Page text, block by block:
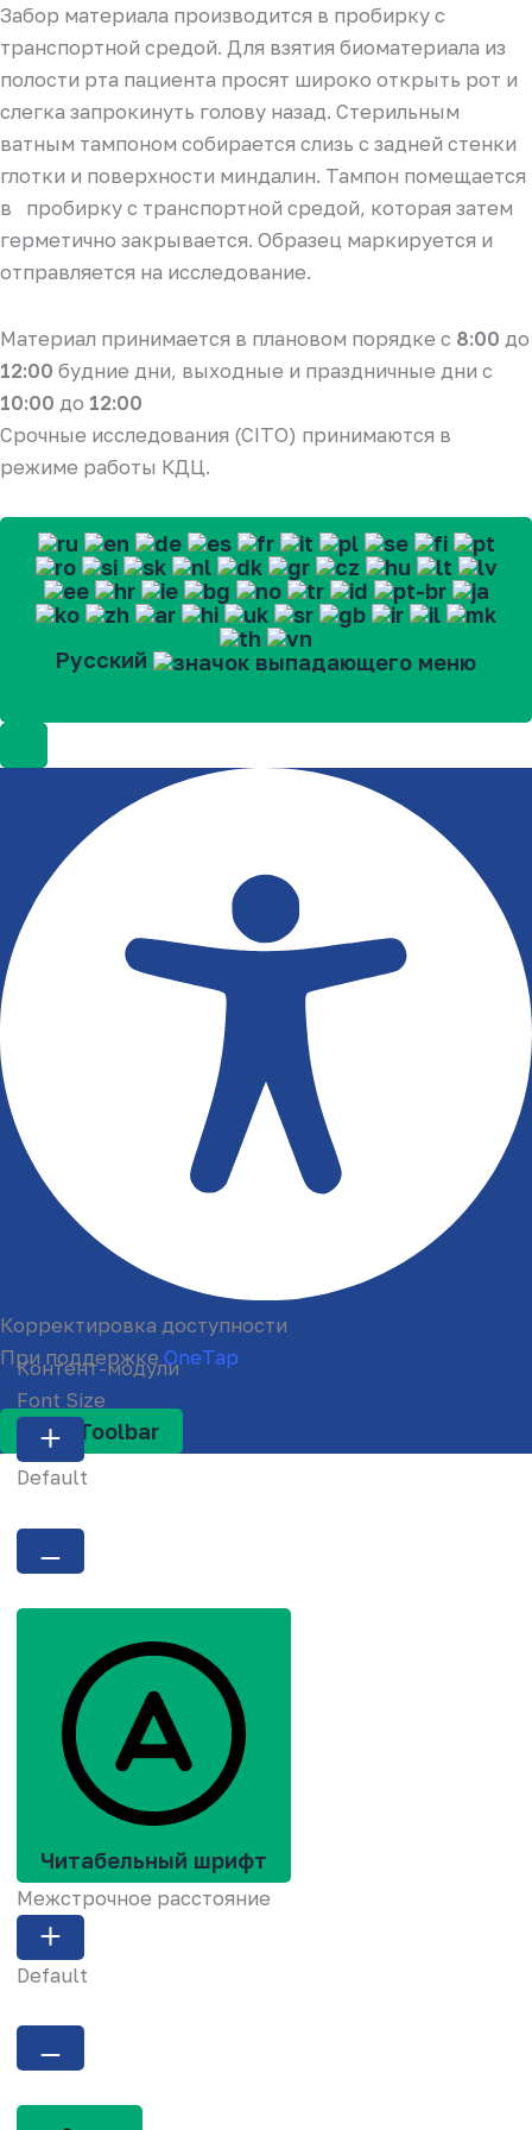
Забор материала производится в пробирку с
транспортной средой. Для взятия биоматериала из
полости рта пациента просят широко открыть рот и
слегка запрокинуть голову назад. Стерильным
ватным тампоном собирается слизь с задней стенки
глотки и поверхности миндалин. Тампон помещается
в пробирку с транспортной средой, которая затем
герметично закрывается. Образец маркируется и
отправляется на исследование.
Материал принимается в плановом порядке с 8:00 до
12:00 будние дни, выходные и праздничные дни с
10:00 до 12:00
Срочные исследования (CITO) принимаются в
режиме работы КДЦ.
Русский
Корректировка доступности
При поддержке OneTap
Hide Toolbar
Контент-модули
Font Size
Default
Читабельный шрифт
Межстрочное расстояние
Default